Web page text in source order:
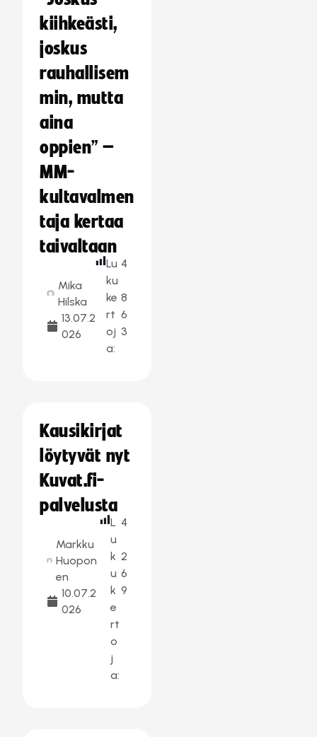
kiihkeästi,
joskus
rauhallisem
min, mutta
aina
oppien” –
MM-
kultavalmen
taja kertaa
taivaltaan
Mika
Hilska
13.07.2
026
Lu
ku
ke
rt
oj
a:
4
8
6
3
Kausikirjat
löytyvät nyt
Kuvat.fi-
palvelusta
Markku
Huopon
en
10.07.2
026
L
u
k
u
k
e
rt
o
j
a:
4
2
6
9